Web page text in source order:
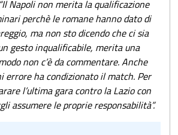
“Il Napoli non merita la qualificazione
perchè le romane hanno dato di
ma non sto dicendo che ci sia
gesto inqualificabile, merita una
non c’è da commentare. Anche
errore ha condizionato il match. Per
l’ultima gara contro la Lazio con
assumere le proprie responsabilità”.